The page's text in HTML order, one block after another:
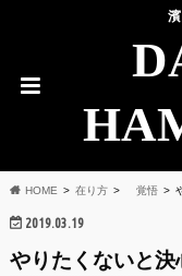
HOME 在り方 覚悟
2019.03.19
やりたくないと決